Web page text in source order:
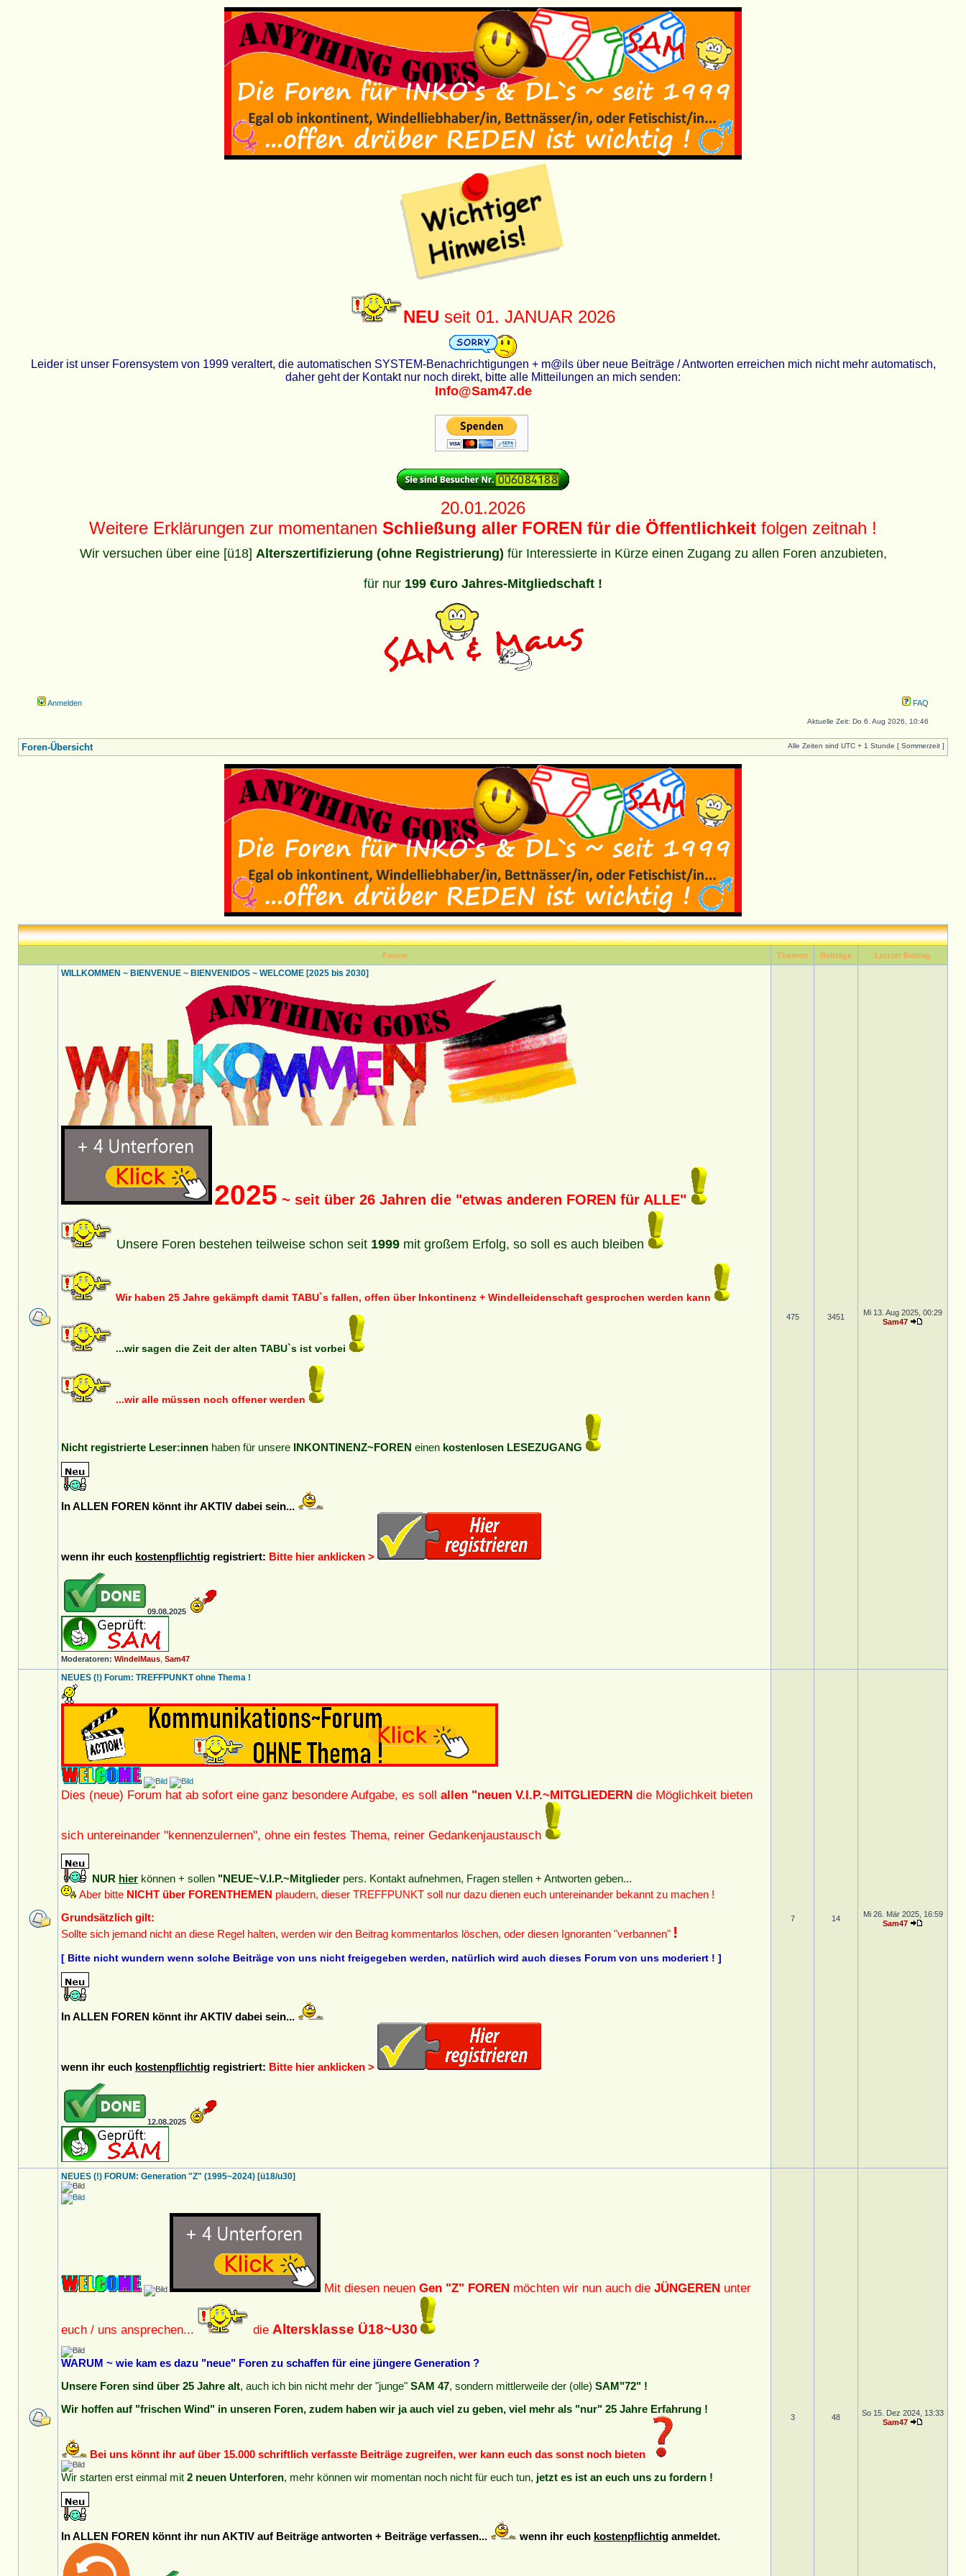
NEU seit 01. JANUAR 2026
Leider ist unser Forensystem von 1999 veraltert, die automatischen SYSTEM-Benachrichtigungen + m@ils über neue Beiträge / Antworten erreichen mich nicht mehr automatisch,
daher geht der Kontakt nur noch direkt, bitte alle Mitteilungen an mich senden:
Info@Sam47.de
20.01.2026
Weitere Erklärungen zur momentanen Schließung aller FOREN für die Öffentlichkeit folgen zeitnah !
Wir versuchen über eine [ü18] Alterszertifizierung (ohne Registrierung) für Interessierte in Kürze einen Zugang zu allen Foren anzubieten,
für nur 199 €uro Jahres-Mitgliedschaft !
Anmelden FAQ
Aktuelle Zeit: Do 6. Aug 2026, 10:46
Foren-Übersicht Alle Zeiten sind UTC + 1 Stunde [ Sommerzeit ]
Forum Themen Beiträge Letzter Beitrag
WILLKOMMEN ~ BIENVENUE ~ BIENVENIDOS ~ WELCOME [2025 bis 2030]
2025 ~ seit über 26 Jahren die "etwas anderen FOREN für ALLE"
Unsere Foren bestehen teilweise schon seit 1999 mit großem Erfolg, so soll es auch bleiben
Wir haben 25 Jahre gekämpft damit TABU`s fallen, offen über Inkontinenz + Windelleidenschaft gesprochen werden kann
...wir sagen die Zeit der alten TABU`s ist vorbei
...wir alle müssen noch offener werden
Nicht registrierte Leser:innen haben für unsere INKONTINENZ~FOREN einen kostenlosen LESEZUGANG
In ALLEN FOREN könnt ihr AKTIV dabei sein...
wenn ihr euch kostenpflichtig registriert: Bitte hier anklicken >
09.08.2025
Moderatoren: WindelMaus Sam47
475 3451
Mi 13. Aug 2025, 00:29
Sam47
NEUES (!) Forum: TREFFPUNKT ohne Thema !
Dies (neue) Forum hat ab sofort eine ganz besondere Aufgabe, es soll allen "neuen V.I.P.~MITGLIEDERN die Möglichkeit bieten
sich untereinander "kennenzulernen", ohne ein festes Thema, reiner Gedankenjaustausch
NUR hier können + sollen "NEUE~V.I.P.~Mitglieder pers. Kontakt aufnehmen, Fragen stellen + Antworten geben...
Aber bitte NICHT über FORENTHEMEN plaudern, dieser TREFFPUNKT soll nur dazu dienen euch untereinander bekannt zu machen !
Grundsätzlich gilt:
Sollte sich jemand nicht an diese Regel halten, werden wir den Beitrag kommentarlos löschen, oder diesen Ignoranten "verbannen" !
[ Bitte nicht wundern wenn solche Beiträge von uns nicht freigegeben werden, natürlich wird auch dieses Forum von uns moderiert ! ]
In ALLEN FOREN könnt ihr AKTIV dabei sein...
wenn ihr euch kostenpflichtig registriert: Bitte hier anklicken >
12.08.2025
7 14
Mi 26. Mär 2025, 16:59
Sam47
NEUES (!) FORUM: Generation "Z" (1995~2024) [ü18/u30]
Mit diesen neuen Gen "Z" FOREN möchten wir nun auch die JÜNGEREN unter
euch / uns ansprechen... die Altersklasse Ü18~U30
WARUM ~ wie kam es dazu "neue" Foren zu schaffen für eine jüngere Generation ?
Unsere Foren sind über 25 Jahre alt, auch ich bin nicht mehr der "junge" SAM 47, sondern mittlerweile der (olle) SAM"72" !
Wir hoffen auf "frischen Wind" in unseren Foren, zudem haben wir ja auch viel zu geben, viel mehr als "nur" 25 Jahre Erfahrung !
Bei uns könnt ihr auf über 15.000 schriftlich verfasste Beiträge zugreifen, wer kann euch das sonst noch bieten
Wir starten erst einmal mit 2 neuen Unterforen, mehr können wir momentan noch nicht für euch tun, jetzt es ist an euch uns zu fordern !
In ALLEN FOREN könnt ihr nun AKTIV auf Beiträge antworten + Beiträge verfassen... wenn ihr euch kostenpflichtig anmeldet.
3 48
So 15. Dez 2024, 13:33
Sam47